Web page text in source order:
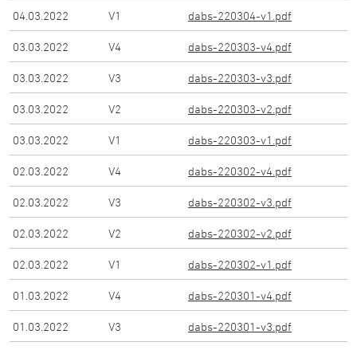
04.03.2022 V1 dabs-220304-v1.pdf
03.03.2022 V4 dabs-220303-v4.pdf
03.03.2022 V3 dabs-220303-v3.pdf
03.03.2022 V2 dabs-220303-v2.pdf
03.03.2022 V1 dabs-220303-v1.pdf
02.03.2022 V4 dabs-220302-v4.pdf
02.03.2022 V3 dabs-220302-v3.pdf
02.03.2022 V2 dabs-220302-v2.pdf
02.03.2022 V1 dabs-220302-v1.pdf
01.03.2022 V4 dabs-220301-v4.pdf
01.03.2022 V3 dabs-220301-v3.pdf